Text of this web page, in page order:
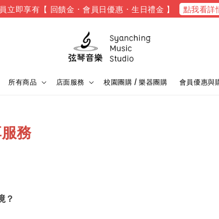
立即享有【 回饋金 · 會員日優惠 · 生日禮金 】 點我看詳
所有商品 店面服務 校園團購 / 樂器團購 會員優惠與
務
？